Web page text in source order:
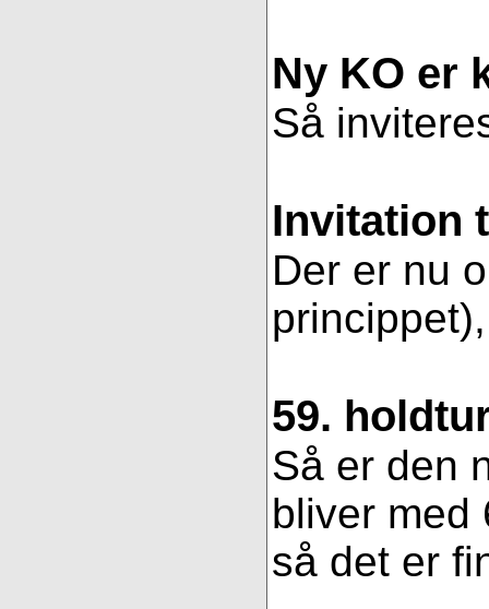
Ny KO er
Så
Invitation
Der er nu
59.
Så er den
bliver med
så det er